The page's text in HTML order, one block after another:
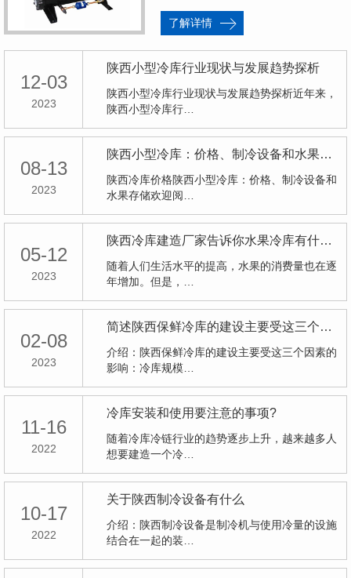
了解详情
12-03
2023
陕西小型冷库行业现状与发展趋势探析
陕西小型冷库行业现状与发展趋势探析近年来，
陕西小型冷库行…
08-13
2023
陕西小型冷库：价格、制冷设备和水果存储
陕西冷库价格陕西小型冷库：价格、制冷设备和
水果存储欢迎阅…
05-12
2023
陕西冷库建造厂家告诉你水果冷库有什么类型
随着人们生活水平的提高，水果的消费量也在逐
年增加。但是，…
02-08
2023
简述陕西保鲜冷库的建设主要受这三个因素的影响
介绍：陕西保鲜冷库的建设主要受这三个因素的
影响：冷库规模…
11-16
2022
冷库安装和使用要注意的事项?
随着冷库冷链行业的趋势逐步上升，越来越多人
想要建造一个冷…
10-17
2022
关于陕西制冷设备有什么
介绍：陕西制冷设备是制冷机与使用冷量的设施
结合在一起的装…